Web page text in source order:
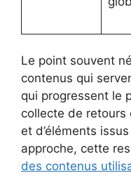
Le point souvent
contenus qui
qui progressent le
collecte de
et d’éléments
approche, cette
des contenus